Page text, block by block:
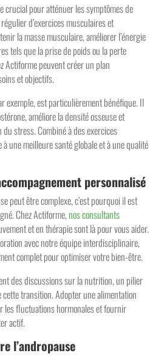
crucial pour atténuer les symptômes de
d’exercices musculaires et
la masse musculaire, améliorer l’énergie
tels que la prise de poids ou la perte
Actiforme peuvent créer un plan
et objectifs.
exemple, est particulièrement bénéfique. Il
améliore la densité osseuse et
stress. Combiné à des exercices
une meilleure santé globale et à une qualité
personnalisé
peut être complexe, c’est pourquoi il est
Chez Actiforme,nos consultants
et en thérapie sont là pour vous aider.
avec notre équipe interdisciplinaire,
complet pour optimiser votre bien-être.
des discussions sur la nutrition, un pilier
transition. Adopter une alimentation
les fluctuations hormonales et fournir
actif.
l’andropause